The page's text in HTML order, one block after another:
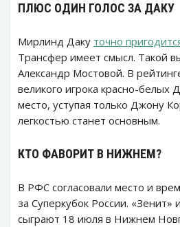
ПЛЮС ОДИН ГОЛОС ЗА ДАКУ
Мирлинд Даку точно
Трансфер имеет смысл. Такой
Александр Мостовой. В
великого игрока красно-белых
место, уступая только Джону
легкостью станет основным.
КТО ФАВОРИТ В НИЖНЕМ?
В РФС согласовали место и
за Суперкубок России. «Зенит»
сыграют 18 июля в Нижнем